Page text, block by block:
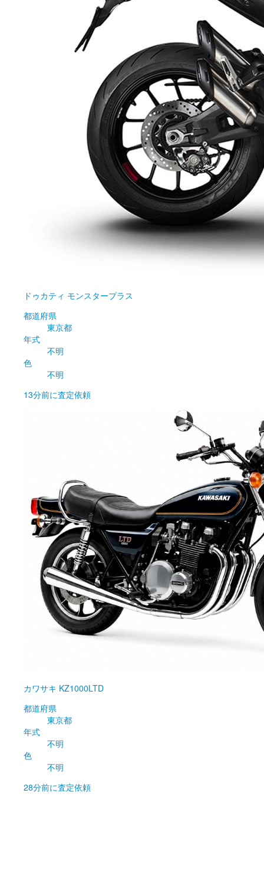
ドゥカティ モンスタープラス
都道府県
東京都
年式
不明
色
不明
13分前に査定依頼
カワサキ KZ1000LTD
都道府県
東京都
年式
不明
色
不明
28分前に査定依頼